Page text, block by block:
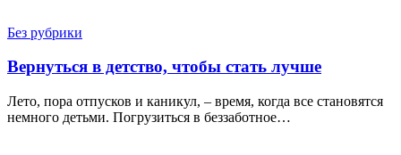
Без рубрики
Вернуться в детство, чтобы стать лучше
Лето, пора отпусков и каникул, – время, когда все становятся
немного детьми. Погрузиться в беззаботное…